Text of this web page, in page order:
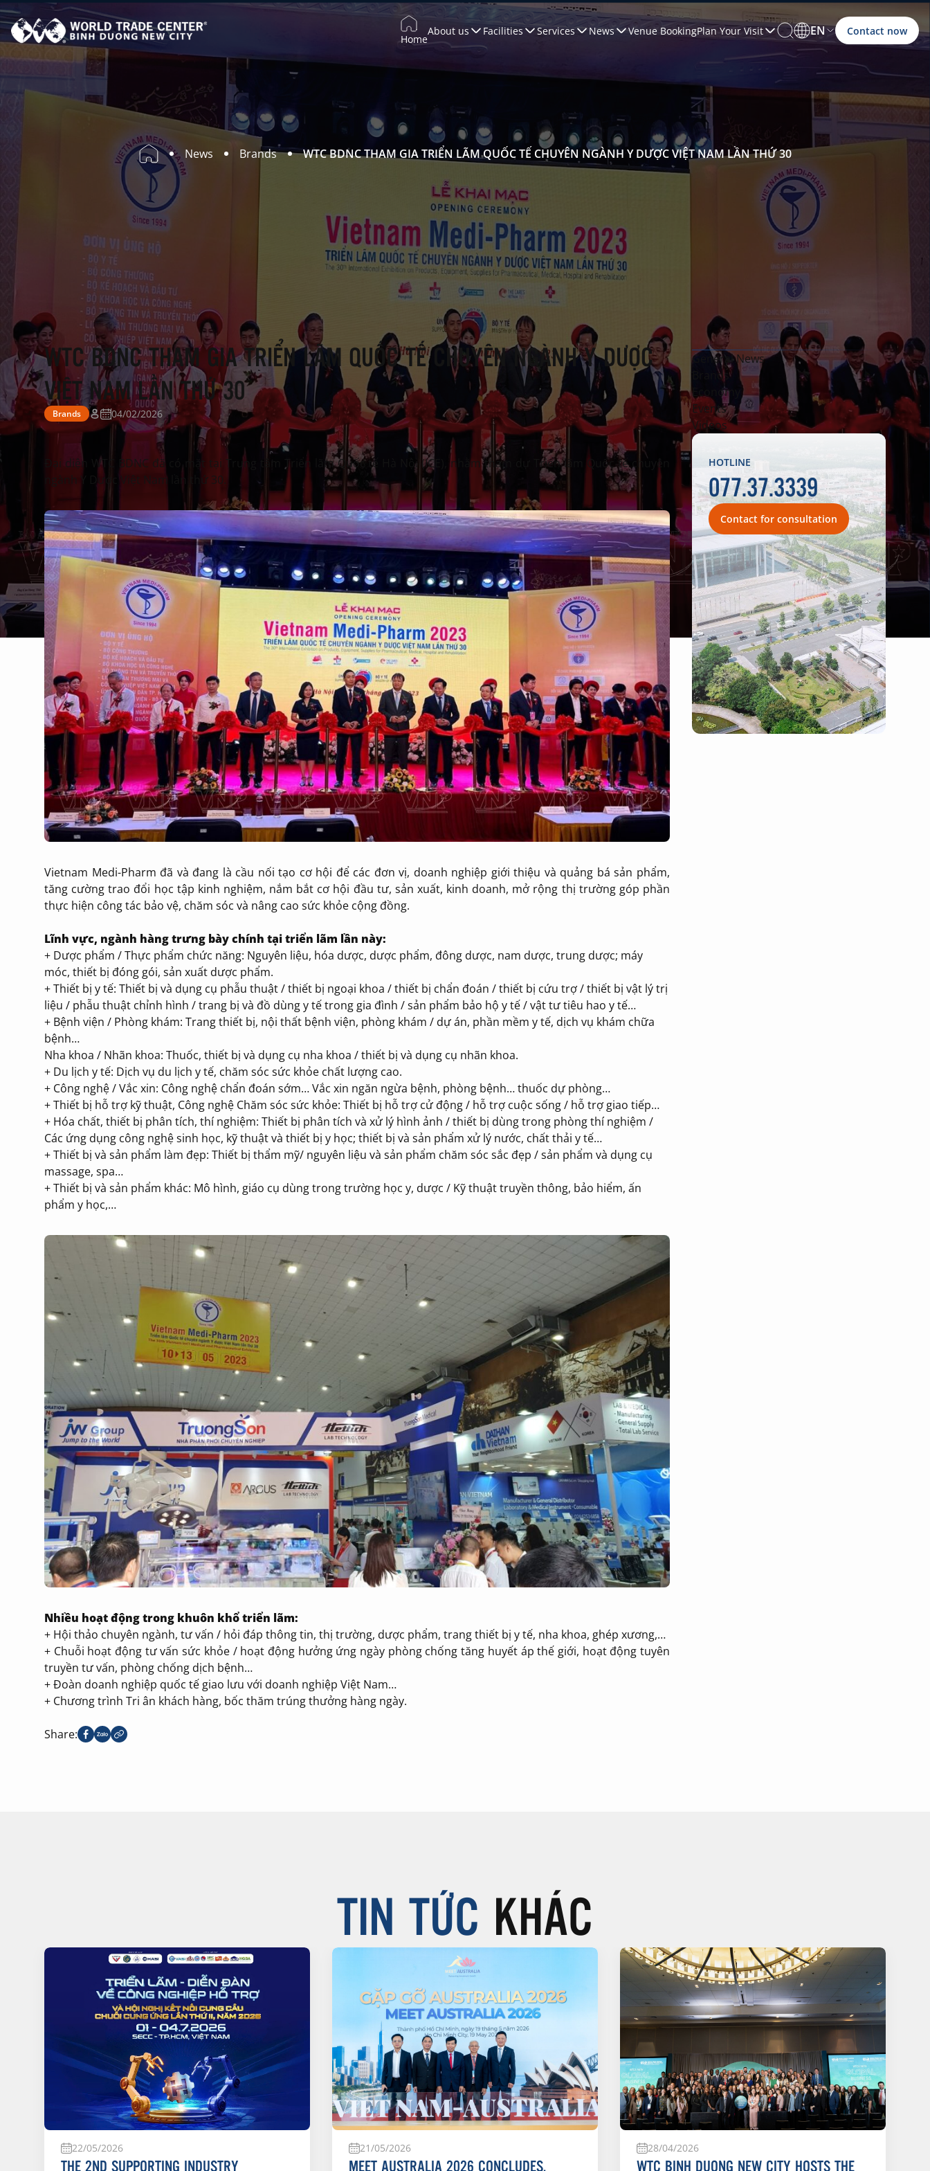
Home
About us Facilities Services
Training & Development
WTCCONNECT
Conferences & Exhibitions
Marketing
News Venue BookingPlan Your Visit EN Contact now
News Brands WTC BDNC THAM GIA TRIỂN LÃM QUỐC TẾ CHUYÊN NGÀNH Y DƯỢC VIỆT NAM LẦN THỨ 30
WTC BDNC THAM GIA TRIỂN LÃM QUỐC TẾ CHUYÊN NGÀNH Y DƯỢC
VIỆT NAM LẦN THỨ 30
Brands 04/02/2026
Đại diện WTC BDNC đã có mặt tại Trung tâm Triển lãm Quốc tế Hà Nội (ICE), nhằm tham dự Triển lãm Quốc tế chuyên
ngành Y Dược Việt Nam lần thứ 30.
Vietnam Medi-Pharm đã và đang là cầu nối tạo cơ hội để các đơn vị, doanh nghiệp giới thiệu và quảng bá sản phẩm,
tăng cường trao đổi học tập kinh nghiệm, nắm bắt cơ hội đầu tư, sản xuất, kinh doanh, mở rộng thị trường góp phần
thực hiện công tác bảo vệ, chăm sóc và nâng cao sức khỏe cộng đồng.
Lĩnh vực, ngành hàng trưng bày chính tại triển lãm lần này:
+ Dược phẩm / Thực phẩm chức năng: Nguyên liệu, hóa dược, dược phẩm, đông dược, nam dược, trung dược; máy
móc, thiết bị đóng gói, sản xuất dược phẩm.
+ Thiết bị y tế: Thiết bị và dụng cụ phẫu thuật / thiết bị ngoại khoa / thiết bị chẩn đoán / thiết bị cứu trợ / thiết bị vật lý trị
liệu / phẫu thuật chỉnh hình / trang bị và đồ dùng y tế trong gia đình / sản phẩm bảo hộ y tế / vật tư tiêu hao y tế…
+ Bệnh viện / Phòng khám: Trang thiết bị, nội thất bệnh viện, phòng khám / dự án, phần mềm y tế, dịch vụ khám chữa
bệnh…
Nha khoa / Nhãn khoa: Thuốc, thiết bị và dụng cụ nha khoa / thiết bị và dụng cụ nhãn khoa.
+ Du lịch y tế: Dịch vụ du lịch y tế, chăm sóc sức khỏe chất lượng cao.
+ Công nghệ / Vắc xin: Công nghệ chẩn đoán sớm… Vắc xin ngăn ngừa bệnh, phòng bệnh… thuốc dự phòng…
+ Thiết bị hỗ trợ kỹ thuật, Công nghệ Chăm sóc sức khỏe: Thiết bị hỗ trợ cử động / hỗ trợ cuộc sống / hỗ trợ giao tiếp…
+ Hóa chất, thiết bị phân tích, thí nghiệm: Thiết bị phân tích và xử lý hình ảnh / thiết bị dùng trong phòng thí nghiệm /
Các ứng dụng công nghệ sinh học, kỹ thuật và thiết bị y học; thiết bị và sản phẩm xử lý nước, chất thải y tế…
+ Thiết bị và sản phẩm làm đẹp: Thiết bị thẩm mỹ/ nguyên liệu và sản phẩm chăm sóc sắc đẹp / sản phẩm và dụng cụ
massage, spa…
+ Thiết bị và sản phẩm khác: Mô hình, giáo cụ dùng trong trường học y, dược / Kỹ thuật truyền thông, bảo hiểm, ấn
phẩm y học,…
Nhiều hoạt động trong khuôn khổ triển lãm:
+ Hội thảo chuyên ngành, tư vấn / hỏi đáp thông tin, thị trường, dược phẩm, trang thiết bị y tế, nha khoa, ghép xương,…
+ Chuỗi hoạt động tư vấn sức khỏe / hoạt động hưởng ứng ngày phòng chống tăng huyết áp thế giới, hoạt động tuyên
truyền tư vấn, phòng chống dịch bệnh…
+ Đoàn doanh nghiệp quốc tế giao lưu với doanh nghiệp Việt Nam…
+ Chương trình Tri ân khách hàng, bốc thăm trúng thưởng hàng ngày.
Share:
General News
Brands
Economy
Events
Videos
HOTLINE
077.37.3339
Contact for consultation
TIN TỨC KHÁC
22/05/2026
THE 2ND SUPPORTING INDUSTRY
21/05/2026
MEET AUSTRALIA 2026 CONCLUDES,
28/04/2026
WTC BINH DUONG NEW CITY HOSTS THE